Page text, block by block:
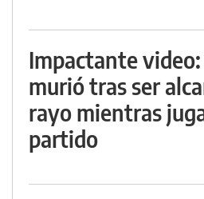
Impactante
murió tras ser
rayo mientras
partido